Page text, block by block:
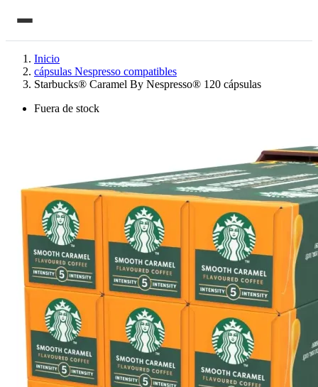
Inicio
cápsulas Nespresso compatibles
Starbucks® Caramel By Nespresso® 120 cápsulas
Fuera de stock